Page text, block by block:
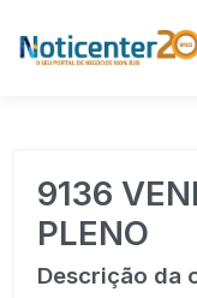
9136
PLENO
Descrição da